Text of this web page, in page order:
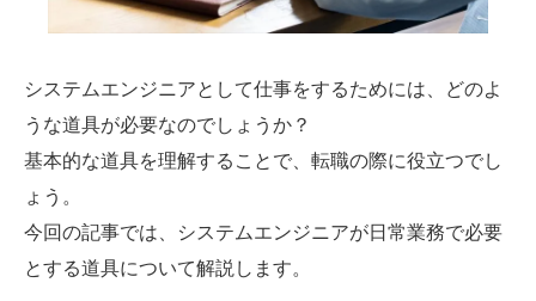
システムエンジニアとして仕事をするためには、どのよ
うな道具が必要なのでしょうか？
基本的な道具を理解することで、転職の際に役立つでし
ょう。
今回の記事では、システムエンジニアが日常業務で必要
とする道具について解説します。